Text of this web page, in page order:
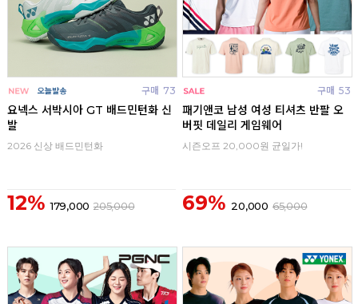
구매 73
요넥스 서박시아 GT 배드민턴화 신
발
2026 신상 배드민턴화
12% 179,000 205,000
구매 53
패기앤코 남성 여성 티셔츠 반팔 오
버핏 데일리 게임웨어
시즌오프 20,000원 균일가!
69% 20,000 65,000